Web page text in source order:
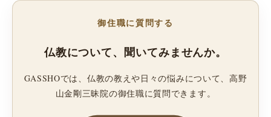
御住職に質問する
仏教について、聞いてみませんか。
GASSHOでは、仏教の教えや日々の悩みについて、高野
山金剛三昧院の御住職に質問できます。